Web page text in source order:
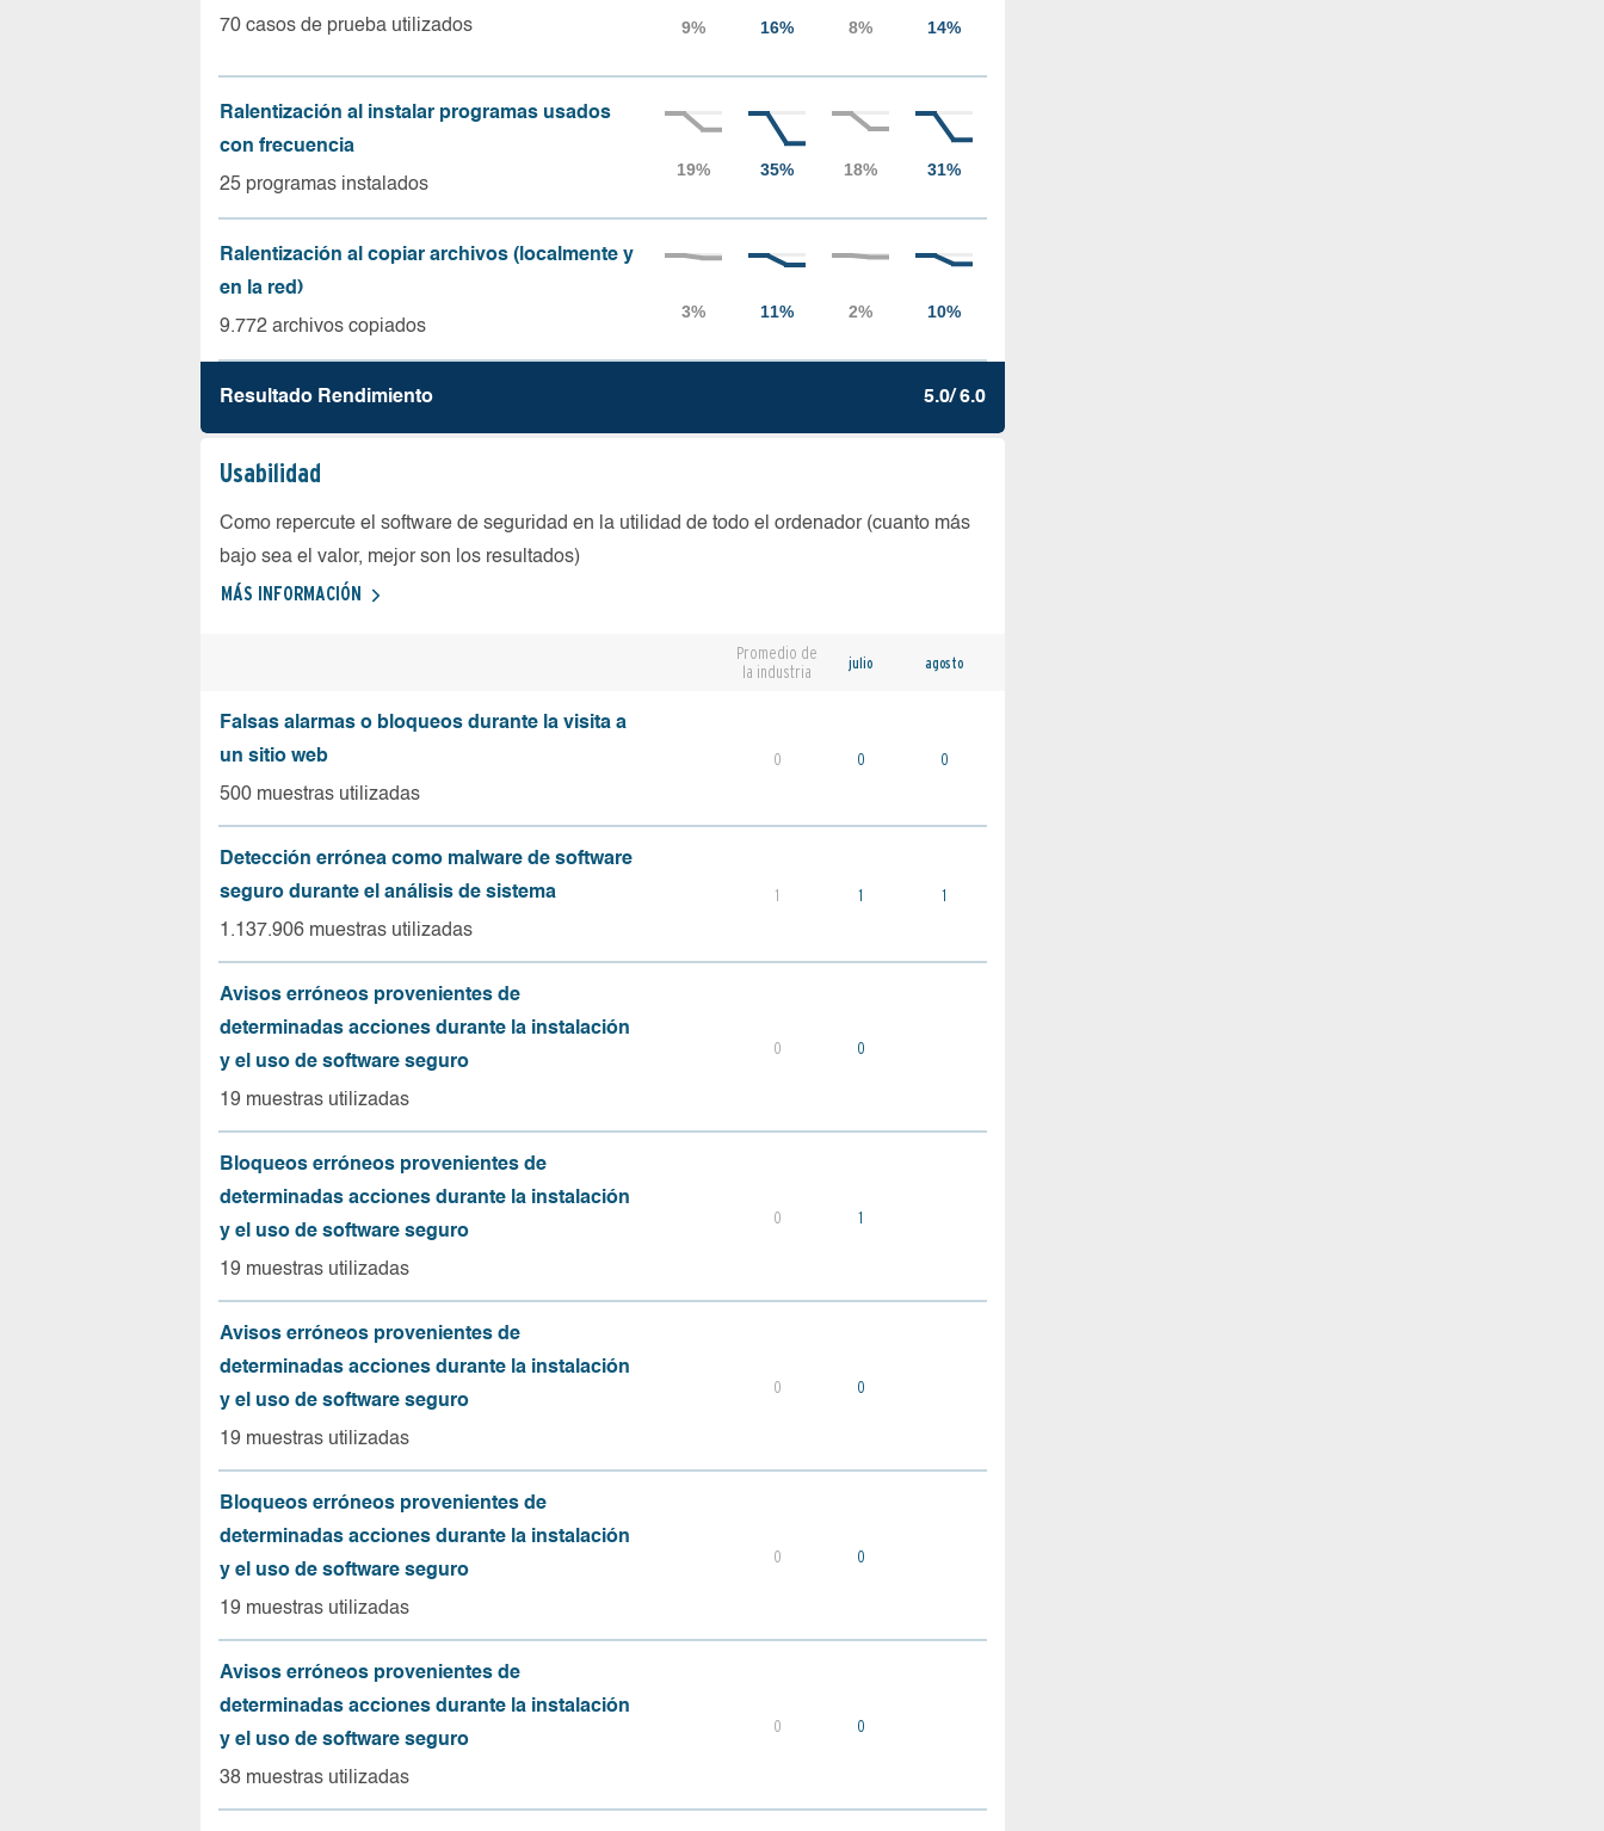
70 casos de prueba utilizados
Ralentización al instalar programas usados
con frecuencia
25 programas instalados
Ralentización al copiar archivos (localmente y
en la red)
9.772 archivos copiados
Resultado Rendimiento 5.0/ 6.0
Usabilidad
Como repercute el software de seguridad en la utilidad de todo el ordenador (cuanto más
bajo sea el valor, mejor son los resultados)
MÁS INFORMACIÓN
Promedio de
la industria
julio agosto
Falsas alarmas o bloqueos durante la visita a
un sitio web
500 muestras utilizadas
0 0 0
Detección errónea como malware de software
seguro durante el análisis de sistema
1.137.906 muestras utilizadas
1 1 1
Avisos erróneos provenientes de
determinadas acciones durante la instalación
y el uso de software seguro
19 muestras utilizadas
0 0
Bloqueos erróneos provenientes de
determinadas acciones durante la instalación
y el uso de software seguro
19 muestras utilizadas
0 1
Avisos erróneos provenientes de
determinadas acciones durante la instalación
y el uso de software seguro
19 muestras utilizadas
0 0
Bloqueos erróneos provenientes de
determinadas acciones durante la instalación
y el uso de software seguro
19 muestras utilizadas
0 0
Avisos erróneos provenientes de
determinadas acciones durante la instalación
y el uso de software seguro
38 muestras utilizadas
0 0